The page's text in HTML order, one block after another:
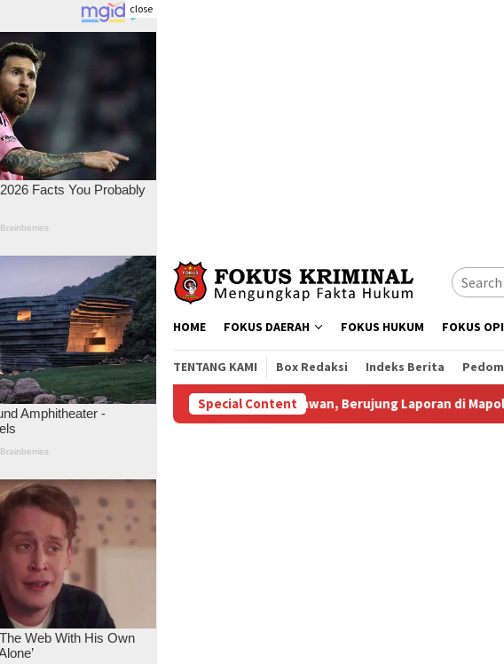
close
HOME FOKUS DAERAH FOKUS HUKUM FOKUS
TENTANG KAMI Box Redaksi Indeks Berita
Special Content
Aniaya Wartawan, Berujung Laporan di Mapolda Jambi Masyarakat